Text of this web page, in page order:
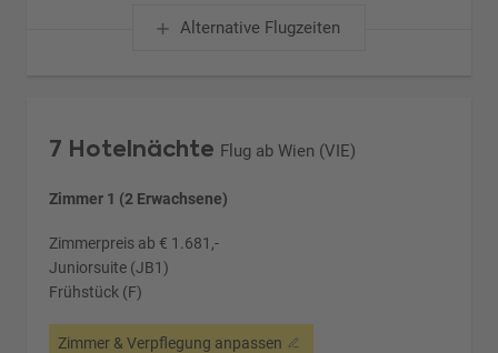
Alternative Flugzeiten
7 Hotelnächte Flug ab Wien (VIE)
Zimmer 1 (2 Erwachsene)
Zimmerpreis ab € 1.681,-
Juniorsuite (JB1)
Frühstück (F)
Zimmer & Verpflegung anpassen